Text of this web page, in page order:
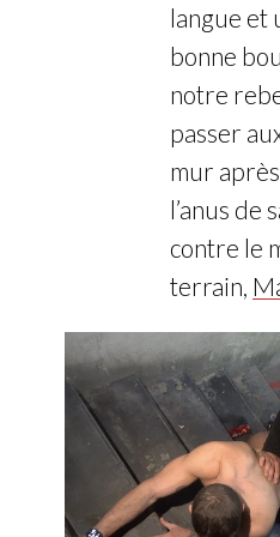
langue et
bonne
notre
passer
mur
l’anus de
contre le
terrain,